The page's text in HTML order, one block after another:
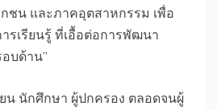
ชน และภาคอุตสาหกรรม เพื่อ
รเรียนรู้ ที่เอื้อต่อการพัฒนา
บด้าน”
น นักศึกษา ผู้ปกครอง ตลอดจนผู้